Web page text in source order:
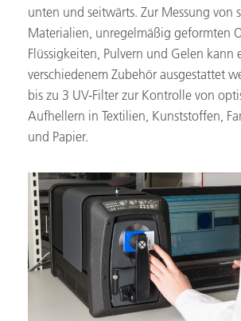
unten und seitwärts. Zur Messung von
Materialien, unregelmäßig geformten
Flüssigkeiten, Pulvern und Gelen kann
verschiedenem Zubehör ausgestattet
bis zu 3 UV-Filter zur Kontrolle von
Aufhellern in Textilien, Kunststoffen,
und Papier.